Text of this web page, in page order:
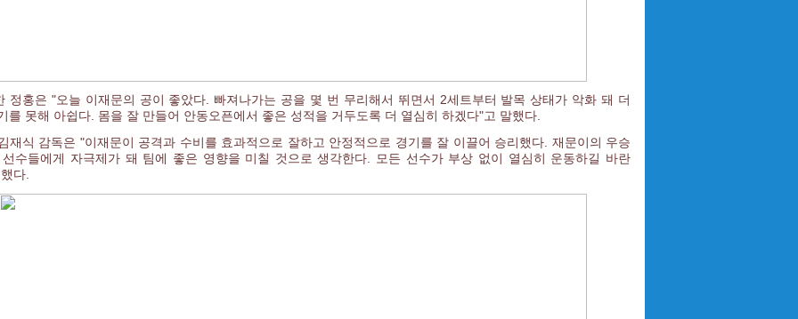
정홍은 "오늘 이재문의 공이 좋았다. 빠져나가는 공을 몇 번 무리해서 뛰면서 2세트부터 발목 상태가 악화 돼 더
를 못해 아쉽다. 몸을 잘 만들어 안동오픈에서 좋은 성적을 거두도록 더 열심히 하겠다"고 말했다.
재식 감독은 "이재문이 공격과 수비를 효과적으로 잘하고 안정적으로 경기를 잘 이끌어 승리했다. 재문이의 우승
수들에게 자극제가 돼 팀에 좋은 영향을 미칠 것으로 생각한다. 모든 선수가 부상 없이 열심히 운동하길 바란
다.